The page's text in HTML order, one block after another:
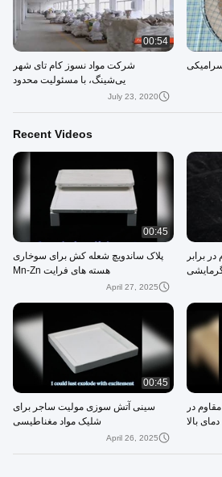
00:54
شرکت مواد نسوز کام تای شهر
یی‌شینگ، با مسئولیت محدود
July 23, 2020
Recent Videos
برابر
گرمایشی
00:45
پلاک ساندویچ شعله کش برای سوخاری
هسته های فرایت Mn-Zn
April 27, 2025
در
دمای بالا
00:45
سینی آتش سوزی مولیت ساجر برای
شلیک مواد مغناطیسی
April 26, 2025